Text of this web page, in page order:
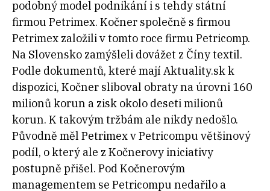
podobný model podnikání i s tehdy státní
firmou Petrimex. Kočner společně s firmou
Petrimex založili v tomto roce firmu Petricomp.
Na Slovensko zamýšleli dovážet z Číny textil.
Podle dokumentů, které mají Aktuality.sk k
dispozici, Kočner sliboval obraty na úrovni 160
milionů korun a zisk okolo deseti milionů
korun. K takovým tržbám ale nikdy nedošlo.
Původně měl Petrimex v Petricompu většinový
podíl, o který ale z Kočnerovy iniciativy
postupně přišel. Pod Kočnerovým
managementem se Petricompu nedařilo a